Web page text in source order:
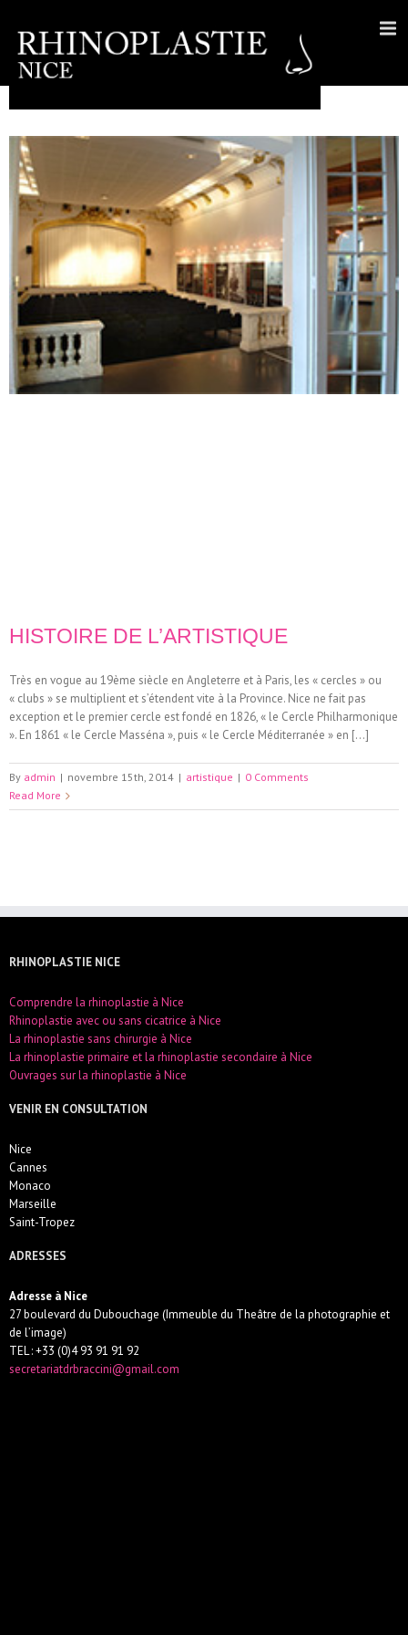
HISTOIRE DE L’ARTISTIQUE
Très en vogue au 19ème siècle en Angleterre et à Paris, les « cercles » ou
« clubs » se multiplient et s’étendent vite à la Province. Nice ne fait pas
exception et le premier cercle est fondé en 1826, « le Cercle Philharmonique
». En 1861 « le Cercle Masséna », puis « le Cercle Méditerranée » en […]
By admin | novembre 15th, 2014 | artistique | 0 Comments
Read More
RHINOPLASTIE NICE
Comprendre la rhinoplastie à Nice
Rhinoplastie avec ou sans cicatrice à Nice
La rhinoplastie sans chirurgie à Nice
La rhinoplastie primaire et la rhinoplastie secondaire à Nice
Ouvrages sur la rhinoplastie à Nice
VENIR EN CONSULTATION
Nice
Cannes
Monaco
Marseille
Saint-Tropez
ADRESSES
Adresse à Nice
27 boulevard du Dubouchage (Immeuble du Theâtre de la photographie et
de l’image)
TEL : +33 (0)4 93 91 91 92
secretariatdrbraccini@gmail.com